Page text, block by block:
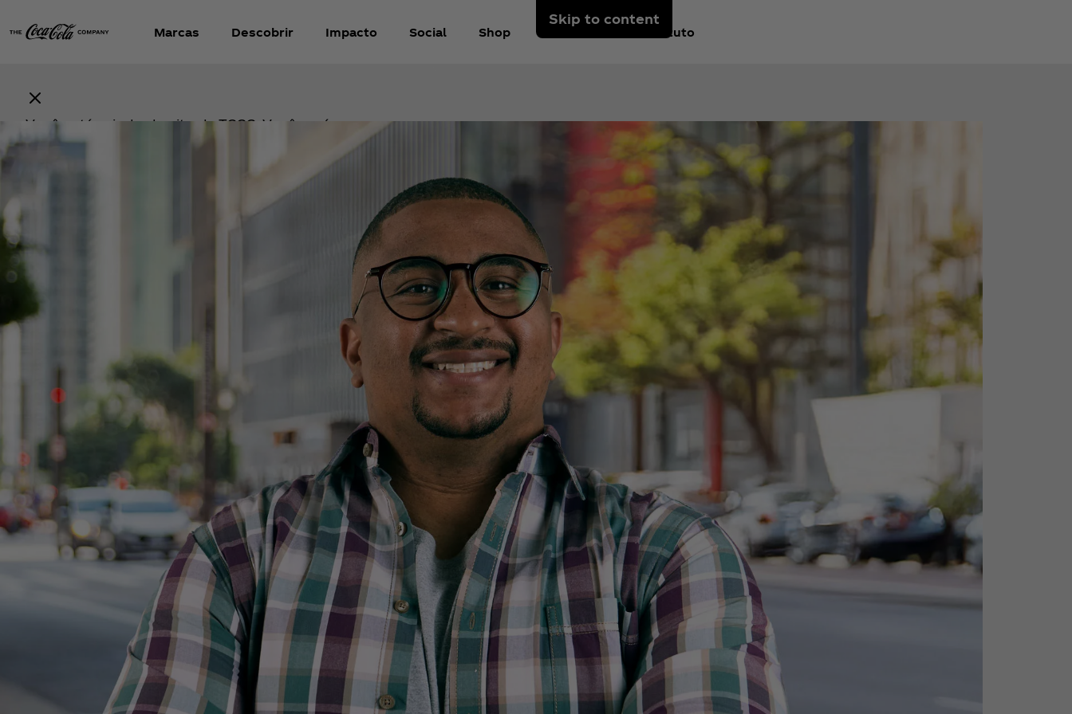
Skip to content
Marcas Descobrir Impacto Social Shop Instituto
Você está saindo do site da TCCC. Você será
redirecionado(a) para um site externo operado por um
terceiro. Quaisquer compras realizadas nesse site estão
sujeitas aos termos e condições e à política de
privacidade do referido terceiro. A TCCC não é
responsável pelo conteúdo, produtos, serviços ou
práticas de tratamento de dados do site externo. Em
caso de dúvidas ou problemas relacionados a uma
compra, entre em contato diretamente com o varejista
Unidos Pelo Pais